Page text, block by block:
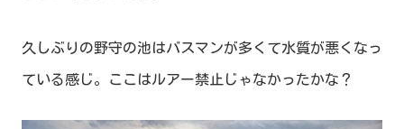
久しぶりの野守の池はバスマンが多くて水質が悪くなっ
ている感じ。ここはルアー禁止じゃなかったかな？